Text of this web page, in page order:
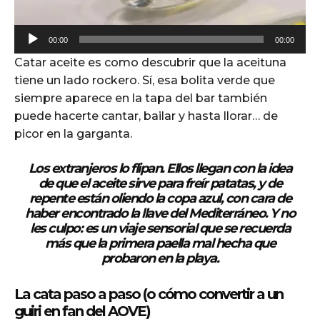
u
d
i
o
P
l
00:00 00:00
Catar aceite es como descubrir que la aceituna
tiene un lado rockero. Sí, esa bolita verde que
siempre aparece en la tapa del bar también
puede hacerte cantar, bailar y hasta llorar… de
picor en la garganta.
Los extranjeros lo flipan. Ellos llegan con la idea
de que el aceite sirve para freír patatas, y de
repente están oliendo la copa azul, con cara de
haber encontrado la llave del Mediterráneo. Y no
les culpo: es un viaje sensorial que se recuerda
más que la primera paella mal hecha que
probaron en la playa.
La cata paso a paso (o cómo convertir a un
guiri en fan delAOVE)